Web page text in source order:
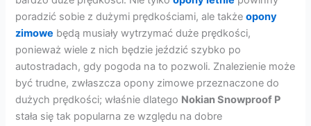
poradzić sobie z dużymi prędkościami, ale takżeopony
zimowe będą musiały wytrzymać duże prędkości,
ponieważ wiele z nich będzie jeździć szybko po
autostradach, gdy pogoda na to pozwoli. Znalezienie może
być trudne, zwłaszcza opony zimowe przeznaczone do
dużych prędkości; właśnie dlatego Nokian Snowproof P
stała się tak popularna ze względu na dobre